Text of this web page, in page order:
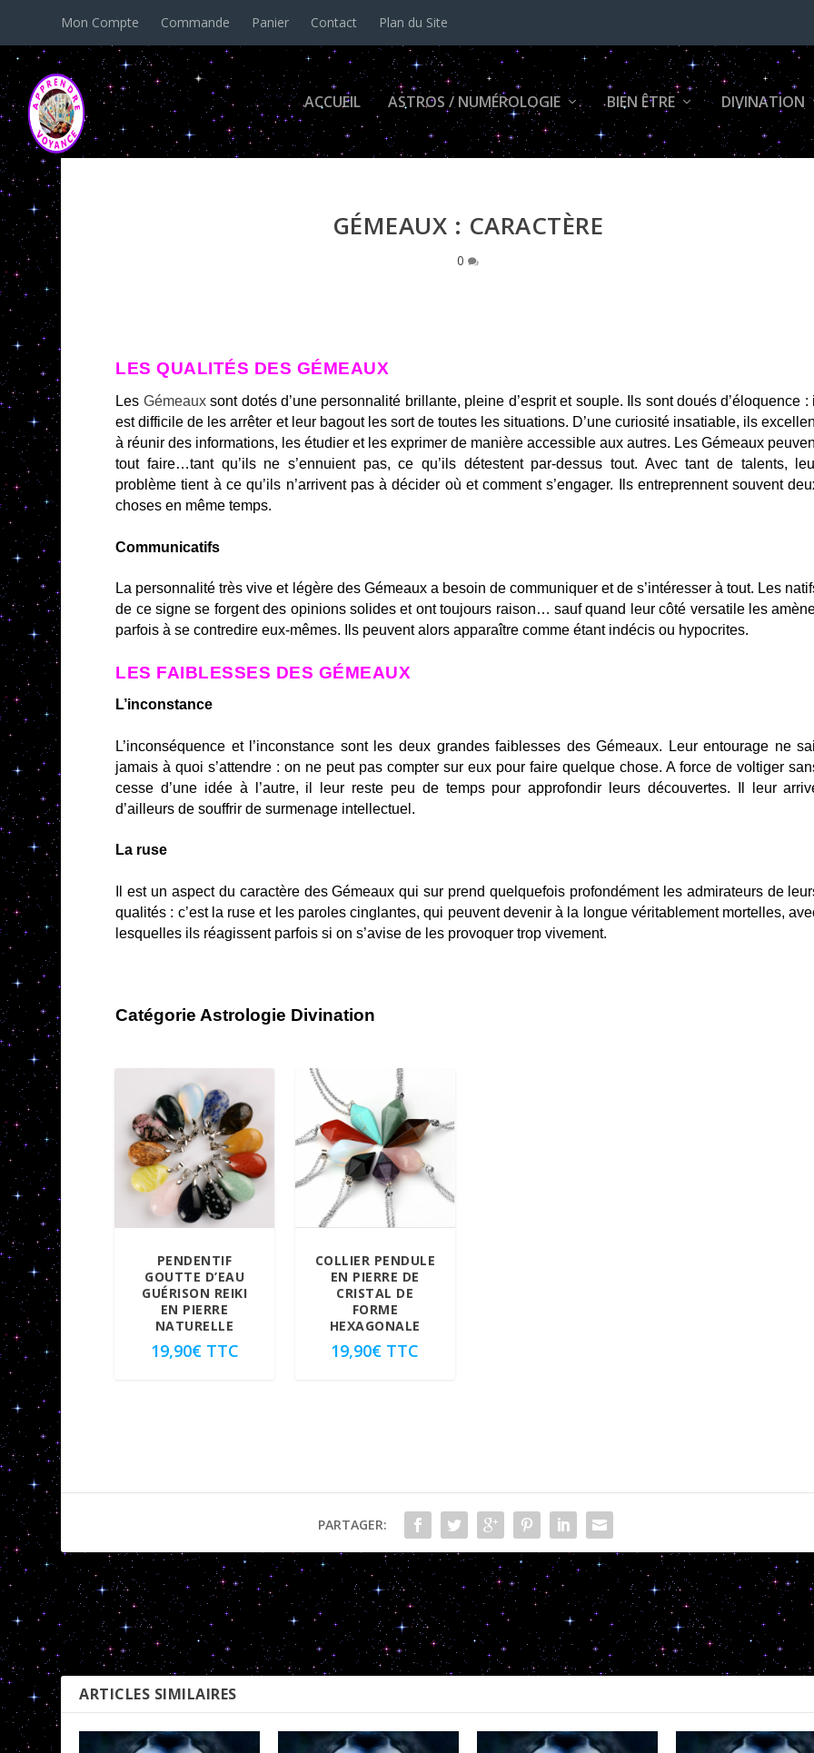
Mon Compte Commande Panier Contact Plan du Site
ACCUEIL ASTROS / NUMÉROLOGIE BIEN ÊTRE DIVINATION
GÉMEAUX : CARACTÈRE
0
LES QUALITÉS DES GÉMEAUX
Les Gémeauxsont dotés d’une personnalité brillante, pleine d’esprit et souple. Ils sont doués d’éloquence :
est difficile de les arrêter et leur bagout les sort de toutes les situations. D’une curiosité insatiable, ils
à réunir des informations, les étudier et les exprimer de manière accessible aux autres. Les Gémeaux
tout faire…tant qu’ils ne s’ennuient pas, ce qu’ils détestent par-dessus tout. Avec tant de talents,
problème tient à ce qu’ils n’arrivent pas à décider où et comment s’engager. Ils entreprennent souvent
choses en même temps.
Communicatifs
La personnalité très vive et légère des Gémeaux a besoin de communiquer et de s’intéresser à tout. Les
de ce signe se forgent des opinions solides et ont toujours raison… sauf quand leur côté versatile les
parfois à se contredire eux-mêmes. Ils peuvent alors apparaître comme étant indécis ou hypocrites.
LES FAIBLESSES DES GÉMEAUX
L’inconstance
L’inconséquence et l’inconstance sont les deux grandes faiblesses des Gémeaux. Leur entourage ne
jamais à quoi s’attendre : on ne peut pas compter sur eux pour faire quelque chose. A force de voltiger
cesse d’une idée à l’autre, il leur reste peu de temps pour approfondir leurs découvertes. Il leur
d’ailleurs de souffrir de surmenage intellectuel.
La ruse
Il est un aspect du caractère des Gémeaux qui sur prend quelquefois profondément les admirateurs de
qualités : c’est la ruse et les paroles cinglantes, qui peuvent devenir à la longue véritablement mortelles,
lesquelles ils réagissent parfois si on s’avise de les provoquer trop vivement.
Catégorie Astrologie Divination
PENDENTIF
GOUTTE D’EAU
GUÉRISON REIKI
EN PIERRE
NATURELLE
19,90€ TTC
COLLIER PENDULE
EN PIERRE DE
CRISTAL DE
FORME
HEXAGONALE
19,90€ TTC
PARTAGER:
Gémeaux : Santé
PRÉCÉDENT
Gémeaux
ARTICLES SIMILAIRES